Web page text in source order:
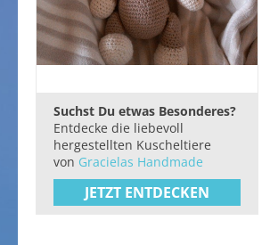
Suchst Du etwas Besonderes?
Entdecke die liebevoll
hergestellten Kuscheltiere
von Gracielas Handmade
JETZT ENTDECKEN